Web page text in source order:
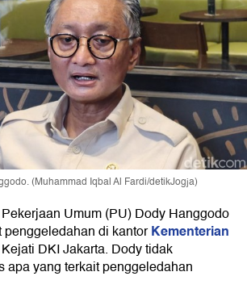
(Muhammad Iqbal Al Fardi/detikJogja)
Umum (PU) Dody Hanggodo
penggeledahan di kantorKementerian
DKI Jakarta. Dody tidak
apa yang terkait penggeledahan